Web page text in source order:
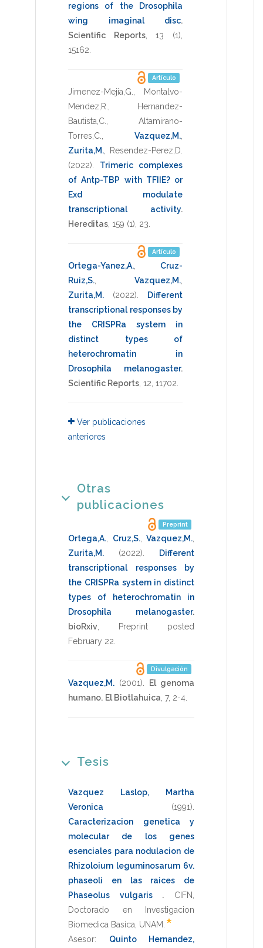
regions of the Drosophila
wing imaginal disc.
Scientific Reports,13 (1),
15162
Artículo
Jimenez-Mejia,G.
Montalvo-
Mendez,R.
Hernandez-
Bautista,C.
Altamirano-
Torres,C.
Vazquez,M.
Zurita,M.
Resendez-Perez,D.
(2022)
Trimeric complexes
of Antp-TBP with TFIIE? or
Exd modulate
transcriptional activity.
Hereditas 159 (1), 23
Artículo
Ortega-Yanez,A.
Cruz-
Ruiz,S.
Vazquez,M.
Zurita,M.
(2022)
Different
transcriptional responses by
the CRISPRa system in
distinct types of
heterochromatin in
Drosophila melanogaster.
Scientific Reports 12 11702
Ver publicaciones
anteriores
Otras
publicaciones
Preprint
Ortega,A. Cruz,S., Vazquez,M.
Zurita,M.
(2022)
Different
transcriptional responses by
the CRISPRa system in distinct
types of heterochromatin in
Drosophila melanogaster.
bioRxiv
Preprint posted
February 22
Divulgación
Vazquez,M. (2001)
El genoma
humano. El Biotlahuica 7, 2-4
Tesis
Vazquez Laslop, Martha
Veronica
(1991)
Caracterizacion genetica y
molecular de los genes
esenciales para nodulacion de
Rhizoloium leguminosarum 6v.
phaseoli en las raices de
Phaseolus vulgaris . CIFN
Doctorado en Investigacion
Biomedica Basica UNAM *
Asesor: Quinto Hernandez,